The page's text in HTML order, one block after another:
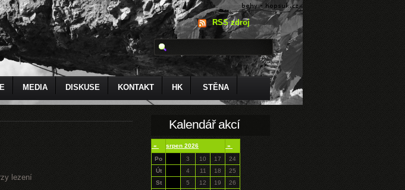
RSS zdroj
MEDIA DISKUSE KONTAKT HK STĚNA
lezení
Kalendář akcí
« srpen 2026
»
Po
3 10 17
24
Út
4 11 18
25
St
5 12 19
26